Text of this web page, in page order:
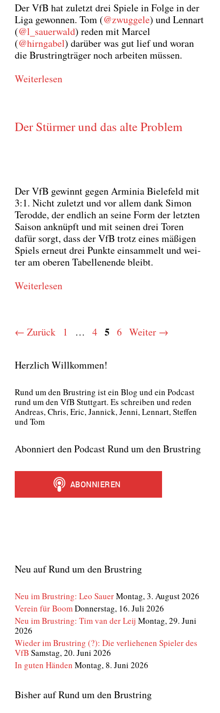
Der VfB hat zuletzt drei Spie­le in Fol­ge in der
Liga gewon­nen. Tom (@zwuggele) und Lenn­art
(@l_sauerwald) reden mit Mar­cel
(@hirngabel) dar­über was gut lief und wor­an
die Brust­ring­trä­ger noch arbei­ten müs­sen.
Wei­ter­le­sen
Der Stürmer und das alte Problem
Der VfB gewinnt gegen Armi­nia Bie­le­feld mit
3:1. Nicht zuletzt und vor allem dank Simon
Terod­de, der end­lich an sei­ne Form der letz­ten
Sai­son anknüpft und mit sei­nen drei Toren
dafür sorgt, dass der VfB trotz eines mäßi­gen
Spiels erneut drei Punk­te ein­sam­melt und wei­
ter am obe­ren Tabel­len­en­de bleibt.
Wei­ter­le­sen
← Zurück Seite
1 … Seite
4 Seite
5 Seite
6 Weiter →
Herzlich Willkommen!
Rund um den Brust­ring ist ein Blog und ein Pod­cast
rund um den VfB Stutt­gart. Es schrei­ben und reden
Andre­as, Chris, Eric, Jan­nick, Jen­ni, Lenn­art, Stef­fen
und Tom
Abonniert den Podcast Rund um den Brustring
Neu auf Rund um den Brustring
Neu im Brustring: Leo SauerMontag, 3. August 2026
Verein für Boom Donnerstag, 16. Juli 2026
Neu im Brustring: Tim van der Leij Montag, 29. Juni
2026
Wieder im Brustring (?): Die verliehenen Spieler des
VfB Samstag, 20. Juni 2026
In guten Händen Montag, 8. Juni 2026
Bisher auf Rund um den Brustring